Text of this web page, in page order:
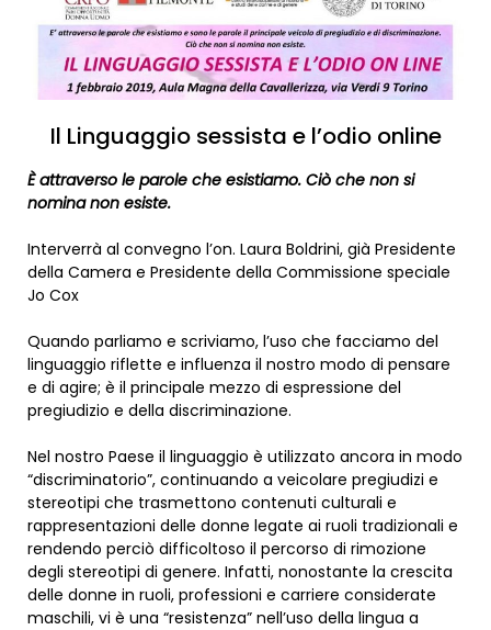
Il Linguaggio sessista e l’odio online
È attraverso le parole che esistiamo. Ciò che non si
nomina non esiste.
Interverrà al convegno l’on. Laura Boldrini, già Presidente
della Camera e Presidente della Commissione speciale
Jo Cox
Quando parliamo e scriviamo, l’uso che facciamo del
linguaggio riflette e influenza il nostro modo di pensare
e di agire; è il principale mezzo di espressione del
pregiudizio e della discriminazione.
Nel nostro Paese il linguaggio è utilizzato ancora in modo
“discriminatorio”, continuando a veicolare pregiudizi e
stereotipi che trasmettono contenuti culturali e
rappresentazioni delle donne legate ai ruoli tradizionali e
rendendo perciò difficoltoso il percorso di rimozione
degli stereotipi di genere. Infatti, nonostante la crescita
delle donne in ruoli, professioni e carriere considerate
maschili, vi è una “resistenza” nell’uso della lingua a